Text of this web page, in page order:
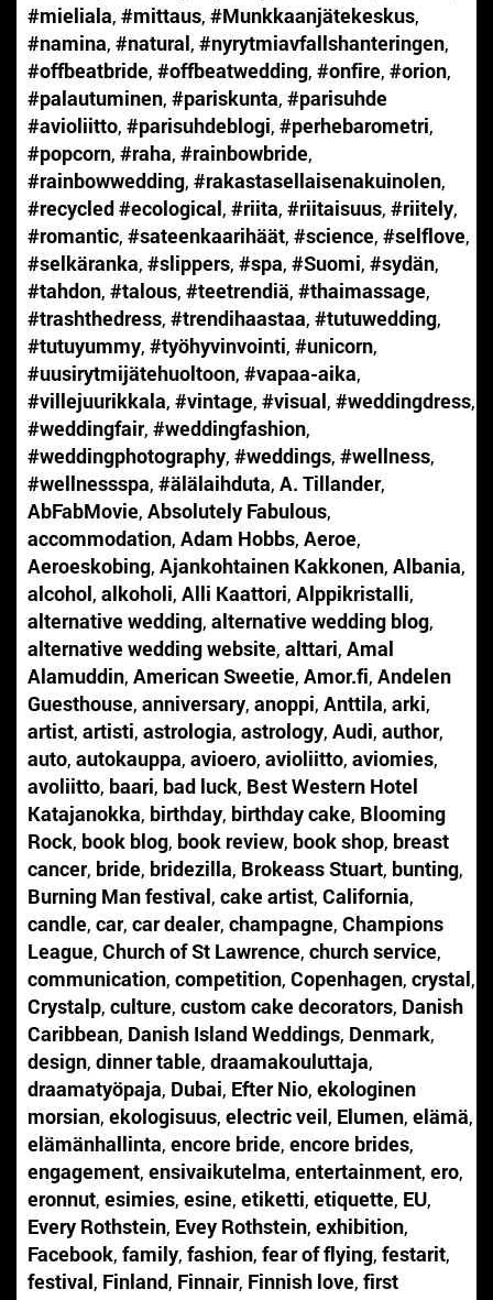
#mieliala, #mittaus, #Munkkaanjätekeskus,
#namina, #natural, #nyrytmiavfallshanteringen,
#offbeatbride, #offbeatwedding, #onfire, #orion,
#palautuminen, #pariskunta, #parisuhde
#avioliitto, #parisuhdeblogi, #perhebarometri,
#popcorn, #raha, #rainbowbride,
#rainbowwedding, #rakastasellaisenakuinolen,
#recycled #ecological, #riita, #riitaisuus, #riitely,
#romantic, #sateenkaarihäät, #science, #selflove,
#selkäranka, #slippers, #spa, #Suomi, #sydän,
#tahdon, #talous, #teetrendiä, #thaimassage,
#trashthedress, #trendihaastaa, #tutuwedding,
#tutuyummy, #työhyvinvointi, #unicorn,
#uusirytmijätehuoltoon, #vapaa-aika,
#villejuurikkala, #vintage, #visual, #weddingdress,
#weddingfair, #weddingfashion,
#weddingphotography, #weddings, #wellness,
#wellnessspa, #älälaihduta, A. Tillander,
AbFabMovie, Absolutely Fabulous,
accommodation, Adam Hobbs, Aeroe,
Aeroeskobing, Ajankohtainen Kakkonen, Albania,
alcohol, alkoholi, Alli Kaattori, Alppikristalli,
alternative wedding, alternative wedding blog,
alternative wedding website, alttari, Amal
Alamuddin, American Sweetie, Amor.fi, Andelen
Guesthouse, anniversary, anoppi, Anttila, arki,
artist, artisti, astrologia, astrology, Audi, author,
auto, autokauppa, avioero, avioliitto, aviomies,
avoliitto, baari, bad luck, Best Western Hotel
Katajanokka, birthday, birthday cake, Blooming
Rock, book blog, book review, book shop, breast
cancer, bride, bridezilla, Brokeass Stuart, bunting,
Burning Man festival, cake artist, California,
candle, car, car dealer, champagne, Champions
League, Church of St Lawrence, church service,
communication, competition, Copenhagen, crystal,
Crystalp, culture, custom cake decorators, Danish
Caribbean, Danish Island Weddings, Denmark,
design, dinner table, draamakouluttaja,
draamatyöpaja, Dubai, Efter Nio, ekologinen
morsian, ekologisuus, electric veil, Elumen, elämä,
elämänhallinta, encore bride, encore brides,
engagement, ensivaikutelma, entertainment, ero,
eronnut, esimies, esine, etiketti, etiquette, EU,
Every Rothstein, Evey Rothstein, exhibition,
Facebook, family, fashion, fear of flying, festarit,
festival, Finland, Finnair, Finnish love, first